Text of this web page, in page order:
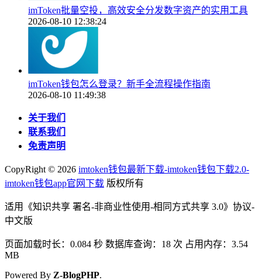
imToken批量空投，高效安全分发数字资产的实用工具
2026-08-10 12:38:24
imToken钱包怎么登录？新手全流程操作指南
2026-08-10 11:49:38
关于我们
联系我们
免责声明
CopyRight © 2026 imtoken钱包最新下载-imtoken钱包下载2.0-
imtoken钱包app官网下载 版权所有
适用《知识共享 署名-非商业性使用-相同方式共享 3.0》协议-
中文版
页面加载时长：0.084 秒 数据库查询：18 次 占用内存：3.54
MB
Powered By Z-BlogPHP.